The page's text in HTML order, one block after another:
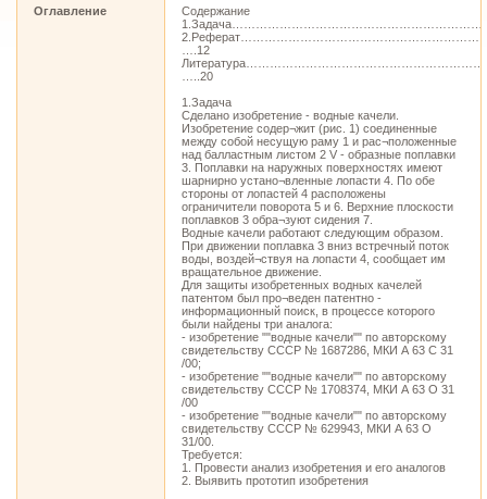
Оглавление
Содержание
….12
…..20
1.Задача
Сделано изобретение - водные качели.
Изобретение содер¬жит (рис. 1) соединенные
между собой несущую раму 1 и рас¬положенные
над балластным листом 2 V - образные поплавки
3. Поплавки на наружных поверхностях имеют
шарнирно устано¬вленные лопасти 4. По обе
стороны от лопастей 4 расположены
ограничители поворота 5 и 6. Верхние плоскости
поплавков 3 обра¬зуют сидения 7.
Водные качели работают следующим образом.
При движении поплавка 3 вниз встречный поток
воды, воздей¬ствуя на лопасти 4, сообщает им
вращательное движение.
Для защиты изобретенных водных качелей
патентом был про¬веден патентно -
информационный поиск, в процессе которого
были найдены три аналога:
- изобретение ""водные качели"" по авторскому
свидетельству СССР № 1687286, МКИ А 63 С 31
/00;
- изобретение ""водные качели"" по авторскому
свидетельству СССР № 1708374, МКИ А 63 О 31
/00
- изобретение ""водные качели"" по авторскому
свидетельству СССР № 629943, МКИ А 63 О
31/00.
Требуется:
1. Провести анализ изобретения и его аналогов
2. Выявить прототип изобретения